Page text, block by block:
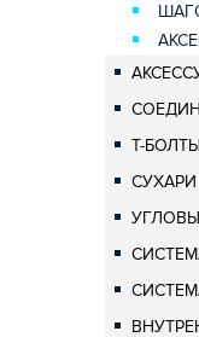
Т-